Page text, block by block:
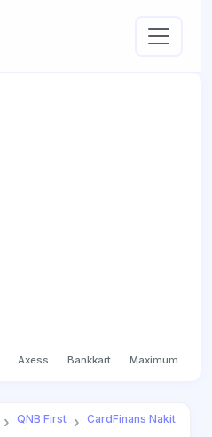
Axess Bankkart Maximum
QNB First
CardFinans Nakit